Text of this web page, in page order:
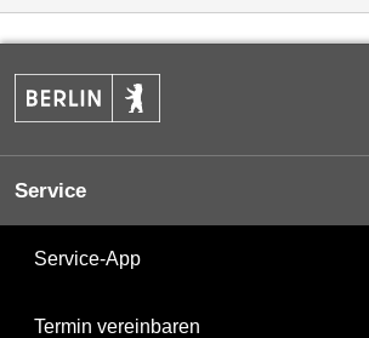
Service
Service-App
Termin vereinbaren